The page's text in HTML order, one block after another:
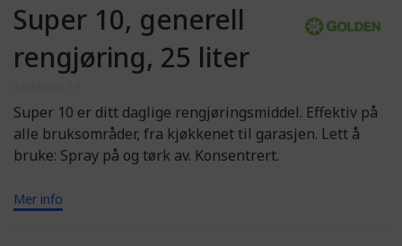
Super 10, generell
rengjøring, 25 liter
Super 10 er ditt daglige rengjøringsmiddel. Effektiv på
alle bruksområder, fra kjøkkenet til garasjen. Lett å
bruke: Spray på og tørk av. Konsentrert.
Mer info